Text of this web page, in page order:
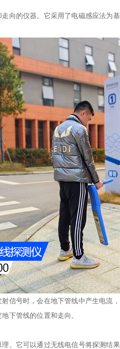
向的仪器。它采用了电磁感应法为
信号时，会在地下管线中产生电流
下管线的位置和走向。
它可以通过无线电信号将探测结